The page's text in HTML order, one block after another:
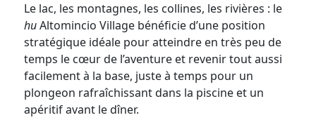
Le lac, les montagnes, les collines, les rivières : le
huAltomincio Village bénéficie d’une position
stratégique idéale pour atteindre en très peu de
temps le cœur de l’aventure et revenir tout aussi
facilement à la base, juste à temps pour un
plongeon rafraîchissant dans la piscine et un
apéritif avant le dîner.